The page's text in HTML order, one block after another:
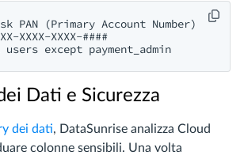
PAN (Primary Account Number)
XXXX-XXXX-####
Dati e Sicurezza
dei dati, DataSunrise analizza Cloud
colonne sensibili. Una volta